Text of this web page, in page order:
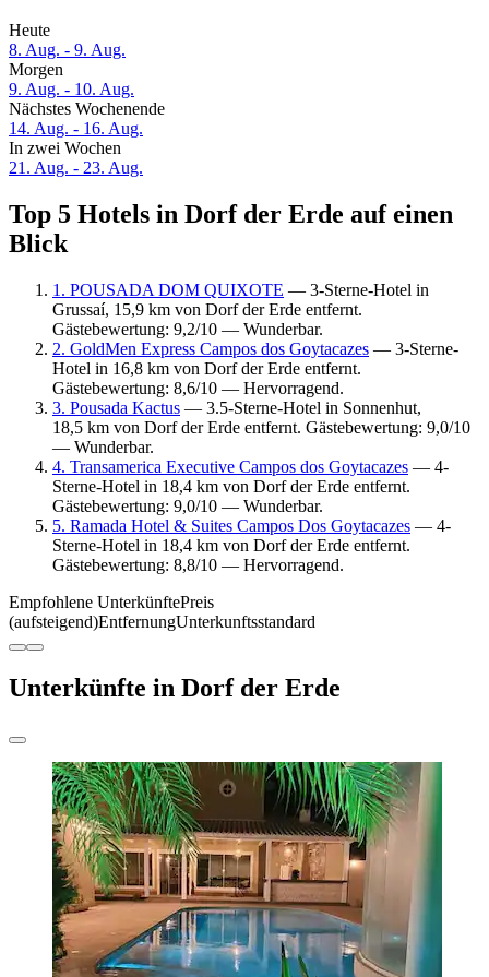
Heute
8. Aug. - 9. Aug.
Morgen
9. Aug. - 10. Aug.
Nächstes Wochenende
14. Aug. - 16. Aug.
In zwei Wochen
21. Aug. - 23. Aug.
Top 5 Hotels in Dorf der Erde auf einen
Blick
1. POUSADA DOM QUIXOTE — 3-Sterne-Hotel in
Grussaí, 15,9 km von Dorf der Erde entfernt.
Gästebewertung: 9,2/10 — Wunderbar.
2. GoldMen Express Campos dos Goytacazes — 3-Sterne-
Hotel in 16,8 km von Dorf der Erde entfernt.
Gästebewertung: 8,6/10 — Hervorragend.
3. Pousada Kactus — 3.5-Sterne-Hotel in Sonnenhut,
18,5 km von Dorf der Erde entfernt. Gästebewertung: 9,0/10
— Wunderbar.
4. Transamerica Executive Campos dos Goytacazes — 4-
Sterne-Hotel in 18,4 km von Dorf der Erde entfernt.
Gästebewertung: 9,0/10 — Wunderbar.
5. Ramada Hotel & Suites Campos Dos Goytacazes — 4-
Sterne-Hotel in 18,4 km von Dorf der Erde entfernt.
Gästebewertung: 8,8/10 — Hervorragend.
Empfohlene UnterkünftePreis
(aufsteigend)EntfernungUnterkunftsstandard
Unterkünfte in Dorf der Erde